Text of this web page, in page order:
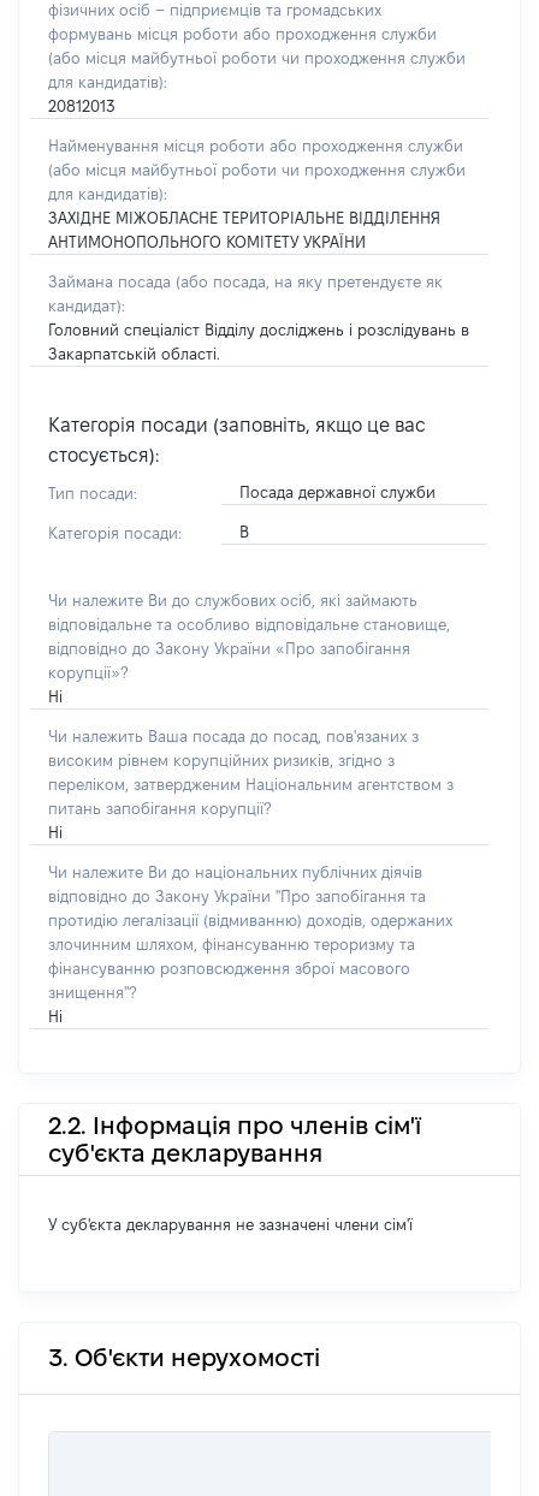
фізичних осіб – підприємців та громадських
формувань місця роботи або проходження служби
(або місця майбутньої роботи чи проходження служби
для кандидатів):
20812013
Найменування місця роботи або проходження служби
(або місця майбутньої роботи чи проходження служби
для кандидатів):
ЗАХІДНЕ МІЖОБЛАСНЕ ТЕРИТОРІАЛЬНЕ ВІДДІЛЕННЯ
АНТИМОНОПОЛЬНОГО КОМІТЕТУ УКРАЇНИ
Займана посада (або посада, на яку претендуєте як
кандидат):
Головний спеціаліст Відділу досліджень і розслідувань в
Закарпатській області.
Категорія посади (заповніть, якщо це вас
стосується):
Тип посади: Посада державної служби
Категорія посади: В
Чи належите Ви до службових осіб, які займають
відповідальне та особливо відповідальне становище,
відповідно до Закону України «Про запобігання
корупції»?
Ні
Чи належить Ваша посада до посад, пов'язаних з
високим рівнем корупційних ризиків, згідно з
переліком, затвердженим Національним агентством з
питань запобігання корупції?
Ні
Чи належите Ви до національних публічних діячів
відповідно до Закону України "Про запобігання та
протидію легалізації (відмиванню) доходів, одержаних
злочинним шляхом, фінансуванню тероризму та
фінансуванню розповсюдження зброї масового
знищення"?
Ні
2.2. Інформація про членів сім'ї
суб'єкта декларування
У суб'єкта декларування не зазначені члени сім'ї
3. Об'єкти нерухомості